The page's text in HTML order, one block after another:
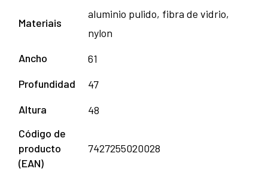
Materiais
aluminio pulido, fibra de vidrio,
nylon
Ancho
61
Profundidad
47
Altura
48
Código de
producto
(EAN)
7427255020028